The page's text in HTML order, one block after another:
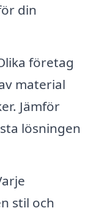
din
företag
material
Jämför
lösningen
stil och